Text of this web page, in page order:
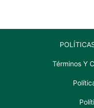
Términos Y